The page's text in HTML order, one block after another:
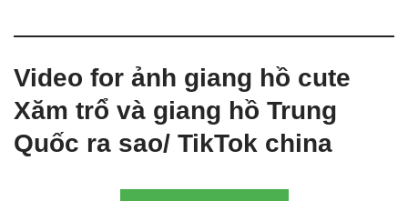
Video for ảnh giang hồ cute
Xăm trổ và giang hồ Trung
Quốc ra sao/ TikTok china